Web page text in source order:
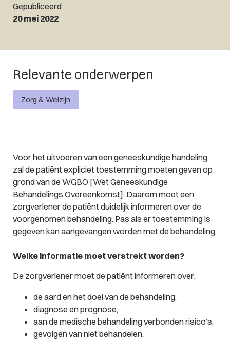
Gepubliceerd
20 mei 2022
Relevante onderwerpen
Zorg & Welzijn
Voor het uitvoeren van een geneeskundige handeling
zal de patiënt expliciet toestemming moeten geven op
grond van de WGBO [Wet Geneeskundige
Behandelings Overeenkomst]. Daarom moet een
zorgverlener de patiënt duidelijk informeren over de
voorgenomen behandeling. Pas als er toestemming is
gegeven kan aangevangen worden met de behandeling.
Welke informatie moet verstrekt worden?
De zorgverlener moet de patiënt informeren over:
de aard en het doel van de behandeling,
diagnose en prognose,
aan de medische behandeling verbonden risico’s,
gevolgen van niet behandelen,